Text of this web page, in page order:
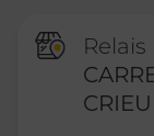
CRIEU